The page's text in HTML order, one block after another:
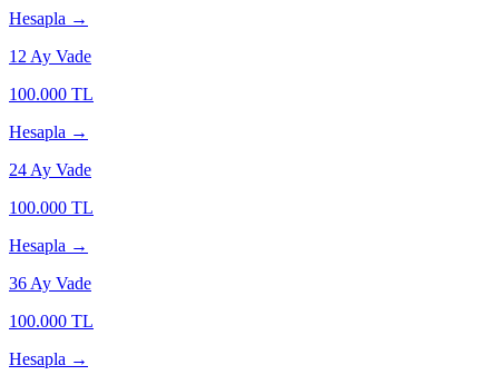
Hesapla →
12 Ay Vade
100.000 TL
Hesapla →
24 Ay Vade
100.000 TL
Hesapla →
36 Ay Vade
100.000 TL
Hesapla →